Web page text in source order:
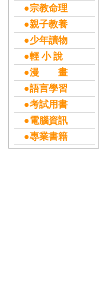
●宗教命理
●親子教養
●少年讀物
●輕 小 說
●漫 畫
●語言學習
●考試用書
●電腦資訊
●專業書籍